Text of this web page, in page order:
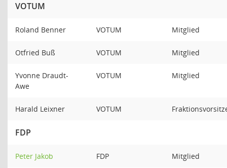
VOTUM
Roland Benner VOTUM Mitglied
Otfried Buß VOTUM Mitglied
Yvonne Draudt-
Awe
VOTUM Mitglied
Harald Leixner VOTUM
FDP
Peter Jakob FDP Mitglied